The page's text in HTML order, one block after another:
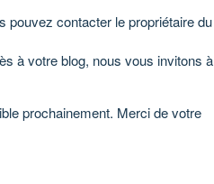
pouvez contacter le propriétaire du
à votre blog, nous vous invitons à
prochainement. Merci de votre